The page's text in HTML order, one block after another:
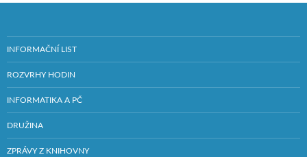
INFORMAČNÍ LIST
ROZVRHY HODIN
INFORMATIKA A PČ
DRUŽINA
ZPRÁVY Z KNIHOVNY